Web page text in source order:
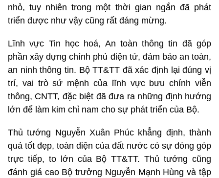
nhỏ, tuy nhiên trong một thời gian ngắn đã phát
triển được như vậy cũng rất đáng mừng.
Lĩnh vực Tin học hoá, An toàn thông tin đã góp
phần xây dựng chính phủ điện tử, đảm bảo an toàn,
an ninh thông tin. Bộ TT&TT đã xác định lại đúng vị
trí, vai trò sứ mệnh của lĩnh vực bưu chính viễn
thông, CNTT, đặc biệt đã đưa ra những định hướng
lớn để làm kim chỉ nam cho sự phát triển của Bộ.
Thủ tướng Nguyễn Xuân Phúc khẳng định, thành
quả tốt đẹp, toàn diện của đất nước có sự đóng góp
trực tiếp, to lớn của Bộ TT&TT. Thủ tướng cũng
đánh giá cao Bộ trưởng Nguyễn Mạnh Hùng và tập